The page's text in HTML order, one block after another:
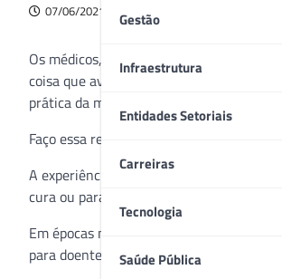
Gestão
Infraestrutura
Entidades Setoriais
Carreiras
Tecnologia
Saúde Pública
07/06/2021
Os médicos, em regra, enfrentam
coisa que avistamos são os obstáculos
prática da melhor Medicina, parece
Faço essa reflexão, pois tenho pensado
A experiência de décadas como médico
cura ou para a garantia de mais
Em épocas mais primitivas, nas quais
para doentes. Aqui e agora, quero